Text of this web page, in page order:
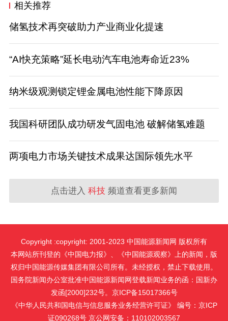
相关推荐
储氢技术再突破助力产业商业化提速
“AI快充策略”延长电动汽车电池寿命近23%
纳米级观测锁定锂金属电池性能下降原因
我国科研团队成功研发气固电池 破解储氢难题
两项电力市场关键技术成果达国际领先水平
点击进入 科技 频道查看更多新闻
Copyright :copyright: 2001-2023 中国能源新闻网 版权所有
本网站所刊登的《中国电力报》、《中国能源观察》上的新闻，版
权归中国能源传媒集团有限公司所有。未经授权，禁止下载使用。
国务院新闻办公室批准中国能源新闻网登载新闻业务的函：国新办
发函[2000]232号。京ICP备15017366号
《中华人民共和国电信与信息服务业务经营许可证》 编号：京ICP
证090268号 京公网安备：110102003567